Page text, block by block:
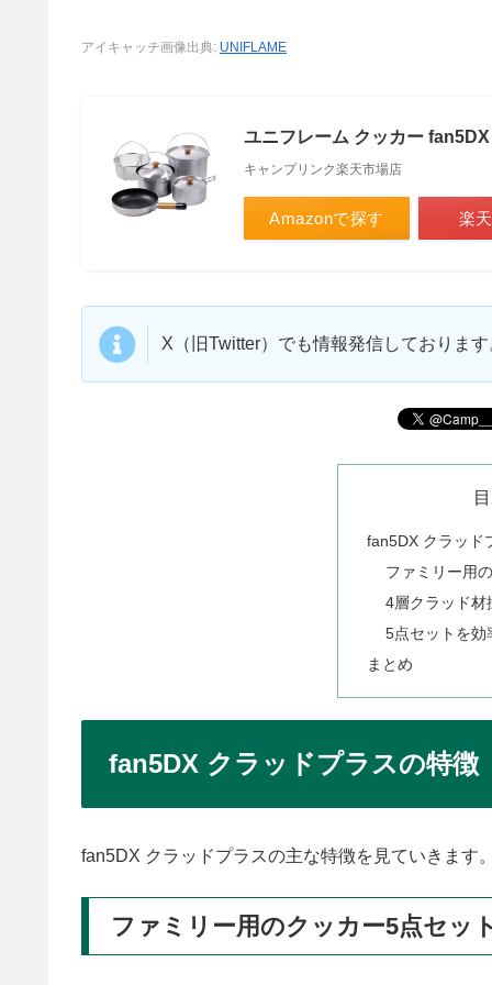
アイキャッチ画像出典: UNIFLAME
ユニフレーム クッカー
キャンプリンク楽天市場店
Amazonで探す 楽
X（旧Twitter）でも情報発信しておりま
fan5DX クラッド
ファミリー用
4層クラッド材
5点セットを効
まとめ
fan5DX クラッドプラスの特徴
fan5DX クラッドプラスの主な特徴を見ていきます
ファミリー用のクッカー5点セッ